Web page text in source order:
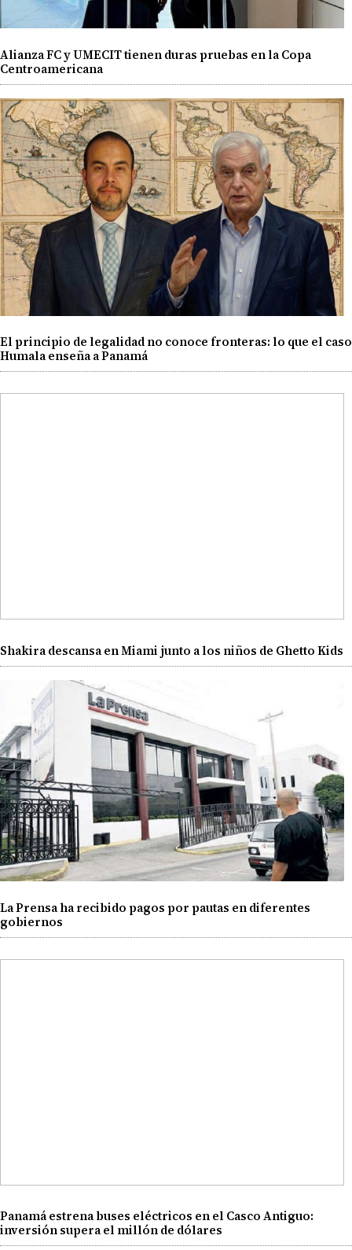
Alianza FC y UMECIT tienen duras pruebas en la Copa
Centroamericana
El principio de legalidad no conoce fronteras: lo que el caso
Humala enseña a Panamá
Shakira descansa en Miami junto a los niños de Ghetto Kids
La Prensa ha recibido pagos por pautas en diferentes
gobiernos
Panamá estrena buses eléctricos en el Casco Antiguo:
inversión supera el millón de dólares